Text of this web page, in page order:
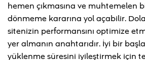
hemen çıkmasına ve muhtemelen
dönmeme kararına yol açabilir.
sitenizin performansını optimize
yer almanın anahtarıdır. İyi bir
yüklenme süresini iyileştirmek için